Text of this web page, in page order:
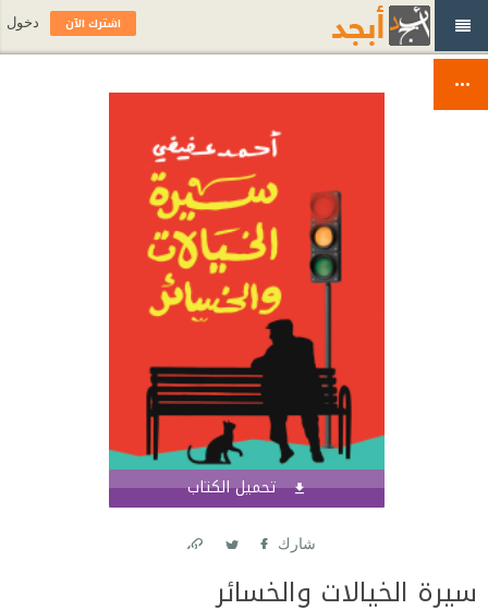
تحميل الكتاب
شارك
سيرة الخيالات والخسائر
اشترك الآن دخول